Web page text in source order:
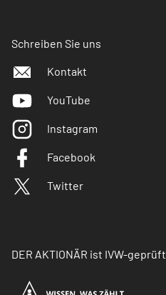
Schreiben Sie uns
Kontakt
YouTube
Instagram
Facebook
Twitter
DER AKTIONÄR ist IVW-geprüft